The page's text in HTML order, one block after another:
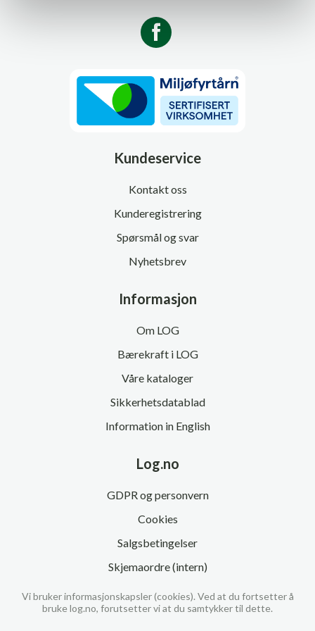
Kundeservice
Kontakt oss
Kunderegistrering
Spørsmål og svar
Nyhetsbrev
Informasjon
Om LOG
Bærekraft i LOG
Våre kataloger
Sikkerhetsdatablad
Information in English
Log.no
GDPR og personvern
Cookies
Salgsbetingelser
Skjemaordre (intern)
Vi bruker informasjonskapsler (cookies). Ved at du fortsetter å
bruke log.no, forutsetter vi at du samtykker til dette.